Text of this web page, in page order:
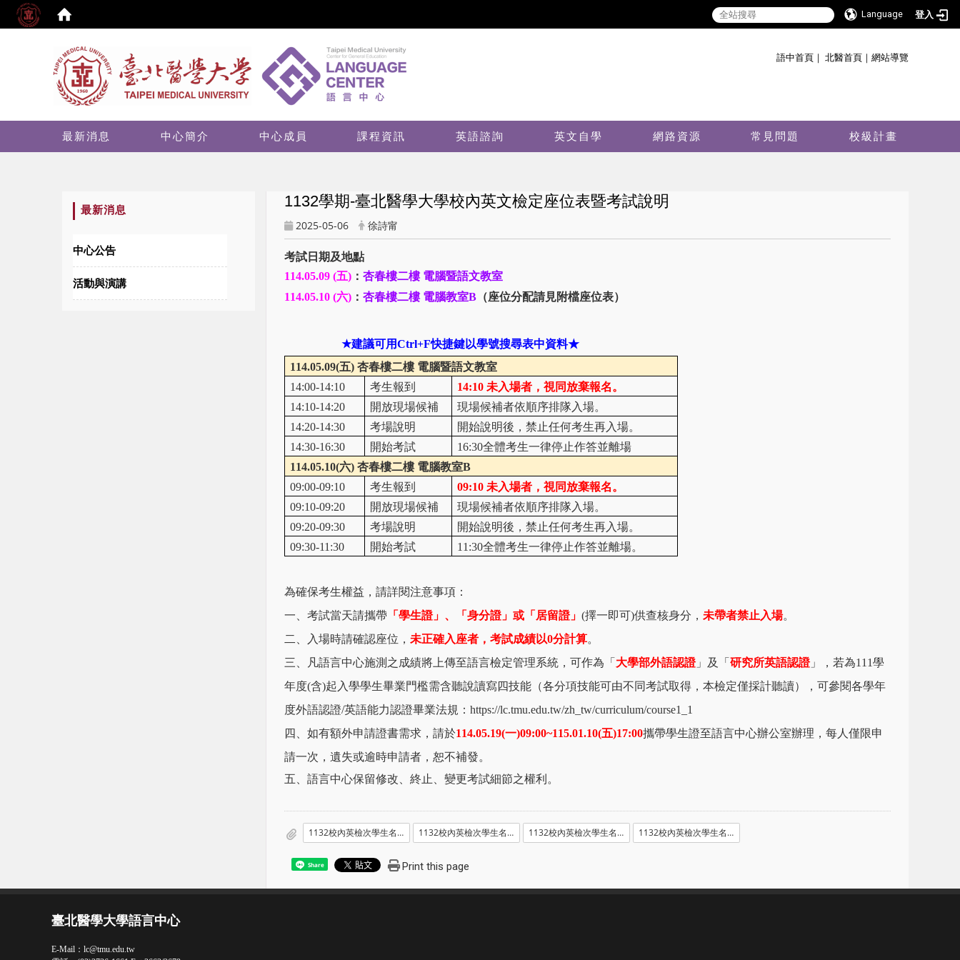
Language 登入
語中首頁 ｜ 北醫首頁 ｜ 網站導覽
最新消息 中心簡介 中心成員 課程資訊 英語諮詢 英文自學 網路資源 常見問題 校級計畫
最新消息
中心公告
活動與演講
1132學期-臺北醫學大學校內英文檢定座位表暨考試說明
2025-05-06 徐詩甯
考試日期及地點
114.05.09 (五) ： 杏春樓二樓 電腦暨語文教室
114.05.10 (六) ： 杏春樓二樓 電腦教室B （座位分配請見附檔座位表）
★建議可用Ctrl+F快捷鍵以學號搜尋表中資料★
114.05.09(五) 杏春樓二樓 電腦暨語文教室
14:00-14:10
考生報到 14:10 未入場者，視同放棄報名。
14:10-14:20
開放現場候補
現場候補者依順序排隊入場。
14:20-14:30
考場說明
開始說明後，禁止任何考生再入場。
14:30-16:30
開始考試 16:30全體考生一律停止作答並離場
114.05.10(六) 杏春樓二樓 電腦教室B
09:00-09:10
考生報到 09:10 未入場者，視同放棄報名。
09:10-09:20
開放現場候補
現場候補者依順序排隊入場。
09:20-09:30
考場說明
開始說明後，禁止任何考生再入場。
09:30-11:30
開始考試 11:30全體考生一律停止作答並離場。
為確保考生權益，請詳閱注意事項：
一、考試當天請攜帶 「學生證」、「身分證」或「居留證」 (擇一即可)供查核身分， 未帶者禁止入場。
二、入場時請確認座位， 未正確入座者，考試成績以0分計算。
三、凡語言中心施測之成績將上傳至語言檢定管理系統，可作為「 大學部外語認證」及「 研究所英語認證」，若為111學
年度(含)起入學學生畢業門檻需含聽說讀寫四技能（各分項技能可由不同考試取得，本檢定僅採計聽讀），可參閱各學年
度外語認證/英語能力認證畢業法規： https://lc.tmu.edu.tw/zh_tw/curriculum/course1_1
四、如有額外申請證書需求，請於114.05.19(一)09:00~115.01.10(五)17:00攜帶學生證至語言中心辦公室辦理，每人僅限申
請一次，遺失或逾時申請者，恕不補發。
五、語言中心保留修改、終止、變更考試細節之權利。
1132校內英檢次學生名單暨場次_1140509.pdf 1132校內英檢次學生名單暨場次_1140509_電腦暨語文教室_位置號碼.pdf 1132校內英檢次學生名單暨場次_1140510.pdf 1132校內英檢次學生名單暨場次_1140510_電腦教室B_位置號碼.pdf
Share Print this page
臺北醫學大學語言中心
E-Mail： lc@tmu.edu.tw